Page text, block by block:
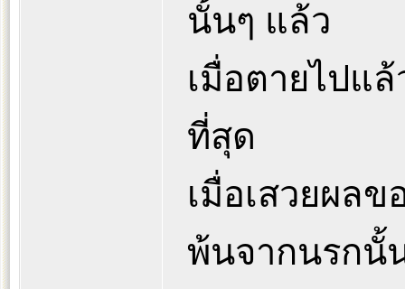
นั้นๆ แล้ว
เมื่อตายไปแ
ที่สุด
เมื่อเสวยผล
พ้นจากนรกนั้